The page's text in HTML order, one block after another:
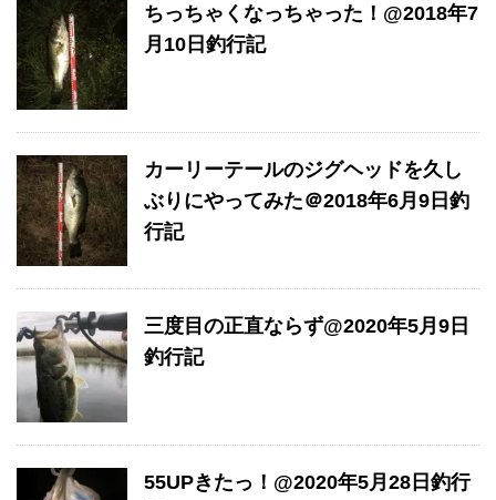
ちっちゃくなっちゃった！@2018年7
月10日釣行記
カーリーテールのジグヘッドを久し
ぶりにやってみた＠2018年6月9日釣
行記
三度目の正直ならず@2020年5月9日
釣行記
55UPきたっ！@2020年5月28日釣行